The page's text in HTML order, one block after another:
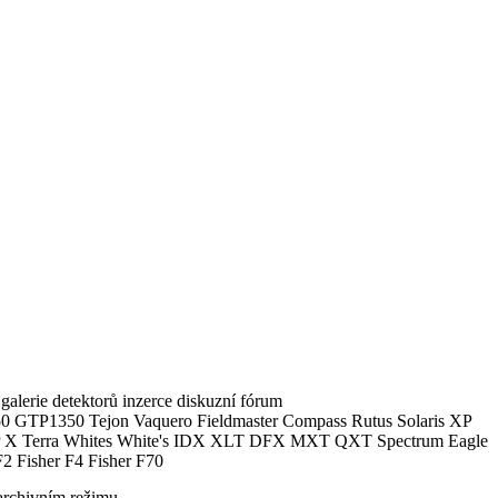
detektorů inzerce diskuzní fórum
Tejon Vaquero Fieldmaster Compass Rutus Solaris XP
Terra Whites White's IDX XLT DFX MXT QXT Spectrum Eagle
Fisher F4 Fisher F70